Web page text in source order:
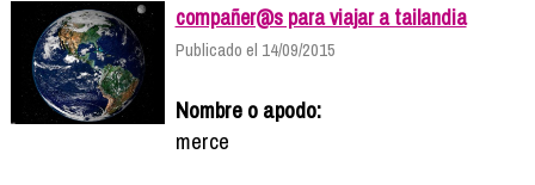
compañer@s para viajar a tailandia
Publicado el 14/09/2015
Nombre o apodo:
merce